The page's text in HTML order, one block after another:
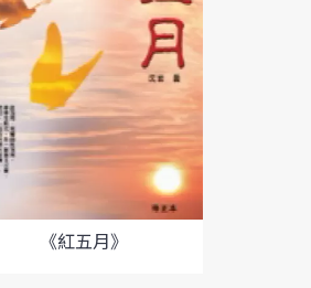
《紅五月》